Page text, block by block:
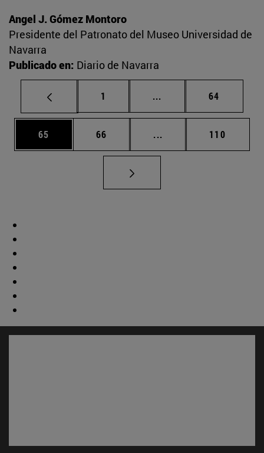
Angel J. Gómez Montoro
Presidente del Patronato del Museo Universidad de
Navarra
Publicado en: Diario de Navarra
Página
1 ... Páginas intermedias
Página
64
Página
65 Página
66 ... Páginas intermedias
Página
110